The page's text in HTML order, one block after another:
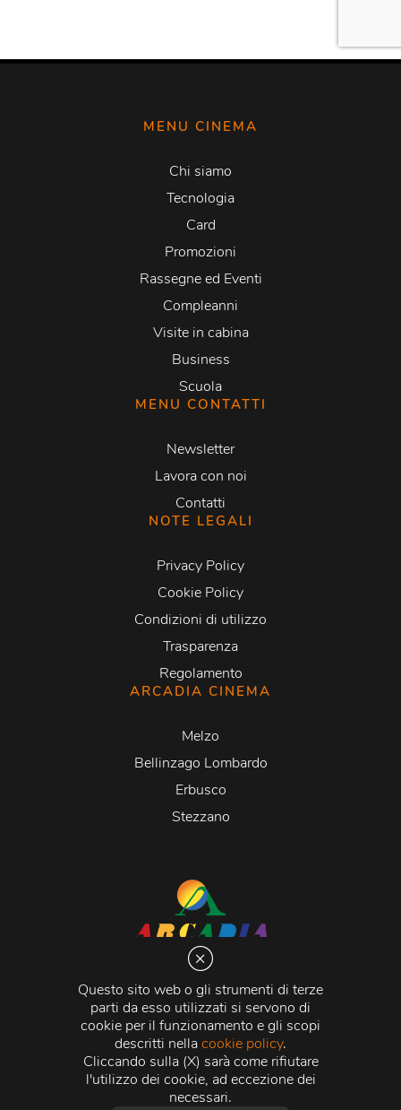
Questo sito web o gli strumenti di terze
parti da esso utilizzati si servono di
cookie per il funzionamento e gli scopi
descritti nellacookie policy.
Cliccando sulla (X) sarà come rifiutare
l'utilizzo dei cookie, ad eccezione dei
necessari.
MENU CINEMA
Chi siamo
Tecnologia
Card
Promozioni
Rassegne ed Eventi
Compleanni
Visite in cabina
Business
Scuola
MENU CONTATTI
Newsletter
Lavora con noi
Contatti
NOTE LEGALI
Privacy Policy
Cookie Policy
Condizioni di utilizzo
Trasparenza
Regolamento
ARCADIA CINEMA
Melzo
Bellinzago Lombardo
Erbusco
Stezzano
Via Martiri della Libertà 20066 Melzo (MI)
C.C.I.A.A. - R.E.A di Milano n. 1427910
Registro delle Imprese di Milano n. 338392 -
Fiscale e Partita Iva11015840157 | Capitale Sociale
500.000,00 i.v.
Credits:Crea Informatica S.r.l. 2026 © Tutti i diritti
riservati.